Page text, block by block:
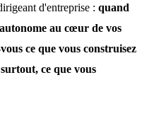
d'entreprise : quand
au cœur de vos
ce que vous construisez
ce que vous